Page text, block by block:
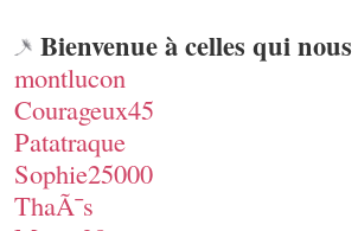
Bienvenue à celles qui
montlucon
Courageux45
Patatraque
Sophie25000
ThaÃ¯s